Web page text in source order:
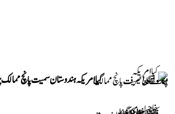
کیا امریکہ ہندوستان سمیت پانچ